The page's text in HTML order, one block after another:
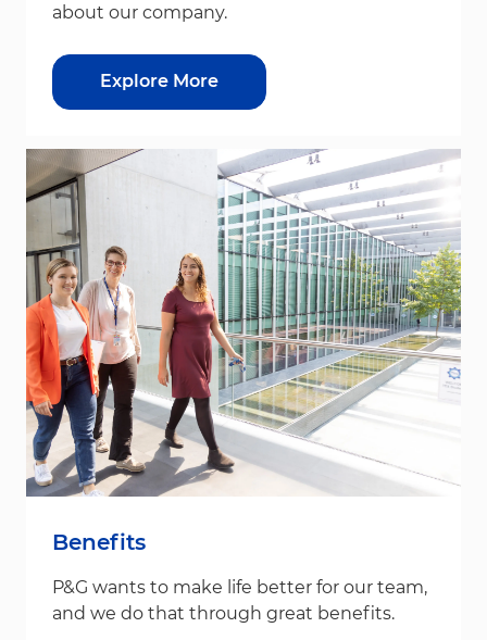
about our company.
Explore More
Benefits
P&G wants to make life better for our team,
and we do that through great benefits.